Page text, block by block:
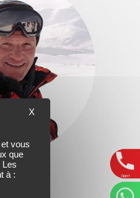
Appel
X
vous
que
Les
à :